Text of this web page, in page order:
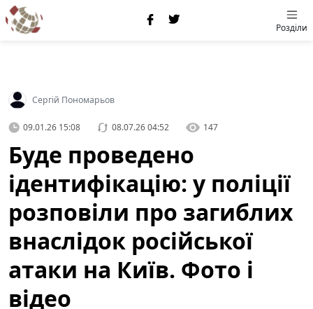
Розділи
Сергій Пономарьов
09.01.26 15:08 08.07.26 04:52 147
Буде проведено
ідентифікацію: у поліції
розповіли про загиблих
внаслідок російської
атаки на Київ. Фото і
відео